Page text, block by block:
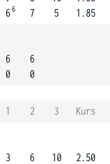
66
7
5
1.85
6
0
6
0
1 2 3
Kurs
3
6
10
2.50